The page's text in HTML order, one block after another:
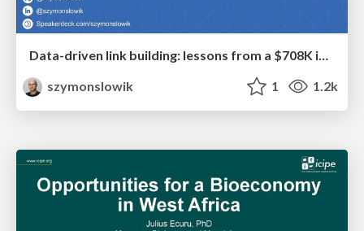
Data-driven link building: lessons from a $708K investment (BrightonSEO talk)
szymonslowik
1 1.2k